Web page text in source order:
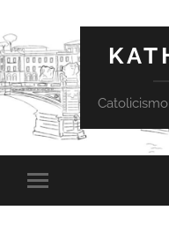
Toggle
mobile